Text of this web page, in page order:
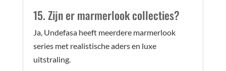
15. Zijn er marmerlook collecties?
Ja, Undefasa heeft meerdere marmerlook
series met realistische aders en luxe
uitstraling.